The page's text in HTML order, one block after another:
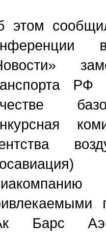
этом
Барс